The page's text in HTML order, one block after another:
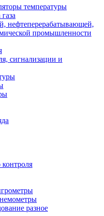
температуры
нефтеперерабатывающей,
промышленности
сигнализации и
разное